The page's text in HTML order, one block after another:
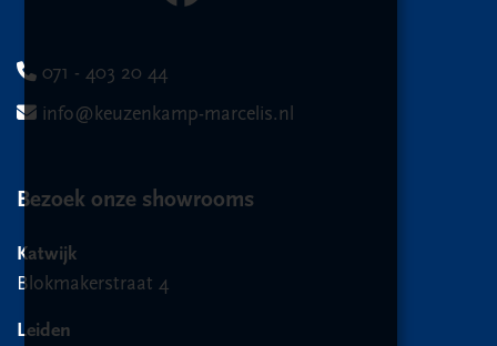
071 - 403 20 44
info@keuzenkamp-marcelis.nl
Bezoek onze showrooms
Katwijk
Blokmakerstraat 4
Leiden